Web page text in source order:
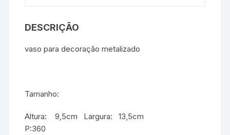
DESCRIÇÃO
vaso para decoração metalizado
Tamanho:
Altura: 9,5cm Largura: 13,5cm
P:360